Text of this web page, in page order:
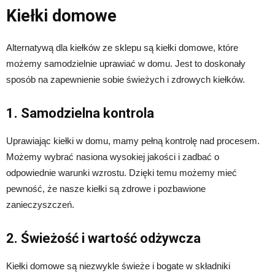
Kiełki domowe
Alternatywą dla kiełków ze sklepu są kiełki domowe, które
możemy samodzielnie uprawiać w domu. Jest to doskonały
sposób na zapewnienie sobie świeżych i zdrowych kiełków.
1. Samodzielna kontrola
Uprawiając kiełki w domu, mamy pełną kontrolę nad procesem.
Możemy wybrać nasiona wysokiej jakości i zadbać o
odpowiednie warunki wzrostu. Dzięki temu możemy mieć
pewność, że nasze kiełki są zdrowe i pozbawione
zanieczyszczeń.
2. Świeżość i wartość odżywcza
Kiełki domowe są niezwykle świeże i bogate w składniki